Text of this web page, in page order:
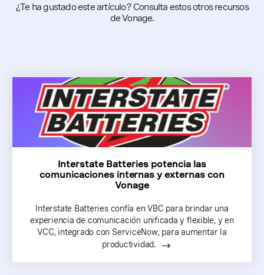
¿Te ha gustado este artículo? Consulta estos otros recursos
de Vonage.
Interstate Batteries potencia las
comunicaciones internas y externas con
Vonage
Interstate Batteries confía en VBC para brindar una
experiencia de comunicación unificada y flexible, y en
VCC, integrado con ServiceNow, para aumentar la
productividad.